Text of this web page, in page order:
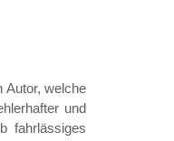
Autor, welche
und
fahrlässiges